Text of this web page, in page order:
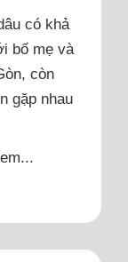
có khả
bố mẹ và
còn
gặp nhau